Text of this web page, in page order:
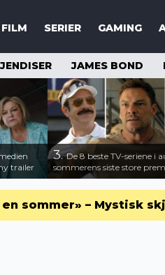
FILM SERIER GAMING
JAMES BOND
trailer
3.De 8 beste TV-seriene i
sommerens siste store
sommer» – Mystisk